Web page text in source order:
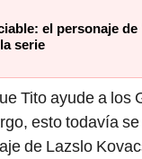
el personaje
serie
Tito ayude a los
esto todavía
de Lazslo